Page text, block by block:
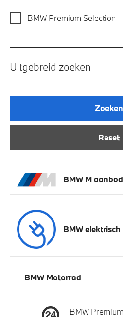
BMW Premium Selection
Uitgebreid zoeken
Reset
Zoeken
BMW M aanbod
BMW
BMW Motorrad
BMW